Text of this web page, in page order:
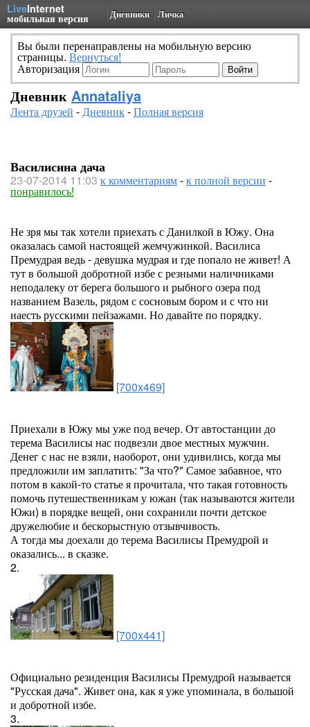
LiveInternet
мобильная версия Дневники Личка
Вы были перенаправлены на мобильную версию
страницы. Вернуться!
Авторизация
Дневник Annataliya
Лента друзей -Дневник-Полная версия
Василисина дача
23-07-2014 11:03 к комментариям-к полной версии -
понравилось!
Не зря мы так хотели приехать с Данилкой в Южу. Она
оказалась самой настоящей жемчужинкой. Василиса
Премудрая ведь - девушка мудрая и где попало не живет! А
тут в большой добротной избе с резными наличниками
неподалеку от берега большого и рыбного озера под
названием Вазель, рядом с сосновым бором и с что ни
наесть русскими пейзажами. Но давайте по порядку.
[700x469]
Приехали в Южу мы уже под вечер. От автостанции до
терема Василисы нас подвезли двое местных мужчин.
Денег с нас не взяли, наоборот, они удивились, когда мы
предложили им заплатить: "За что?" Самое забавное, что
потом в какой-то статье я прочитала, что такая готовность
помочь путешественникам у южан (так называются жители
Южи) в порядке вещей, они сохранили почти детское
дружелюбие и бескорыстную отзывчивость.
А тогда мы доехали до терема Василисы Премудрой и
оказались... в сказке.
2.
[700x441]
Официально резиденция Василисы Премудрой называется
"Русская дача". Живет она, как я уже упоминала, в большой
и добротной избе.
3.